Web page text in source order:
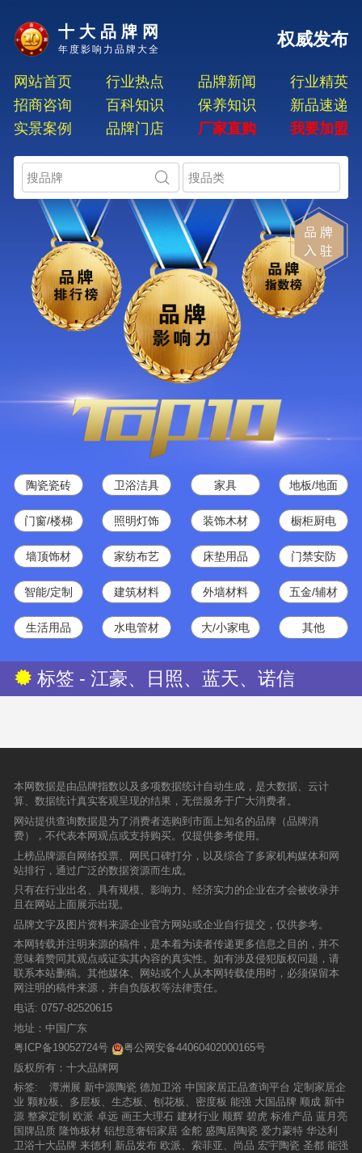
十大品牌网
年度影响力品牌大全
权威发布
网站首页 行业热点 品牌新闻
行业精英
招商咨询
百科知识 保养知识
新品速递
实景案例
品牌门店 厂家直购 我要加盟
陶瓷瓷砖 卫浴洁具 家具 地板/地面
门窗/楼梯 照明灯饰 装饰木材 橱柜厨电
墙顶饰材 家纺布艺 床垫用品 门禁安防
智能/定制 建筑材料 外墙材料 五金/辅材
生活用品 水电管材 大/小家电 其他
标签 - 江豪、日照、蓝天、诺信
本网数据是由品牌指数以及多项数据统计自动生成，是大数据、云计
算、数据统计真实客观呈现的结果，无偿服务于广大消费者。
网站提供查询数据是为了消费者选购到市面上知名的品牌（品牌消
费），不代表本网观点或支持购买。仅提供参考使用。
上榜品牌源自网络投票、网民口碑打分，以及综合了多家机构媒体和网
站排行，通过广泛的数据资源而生成。
只有在行业出名、具有规模、影响力、经济实力的企业在才会被收录并
且在网站上面展示出现。
品牌文字及图片资料来源企业官方网站或企业自行提交，仅供参考。
本网转载并注明来源的稿件，是本着为读者传递更多信息之目的，并不
意味着赞同其观点或证实其内容的真实性。如有涉及侵犯版权问题，请
联系本站删稿。其他媒体、网站或个人从本网转载使用时，必须保留本
网注明的稿件来源，并自负版权等法律责任。
电话: 0757-82520615
地址：中国广东
粤ICP备19052724号
粤公网安备44060402000165号
版权所有：十大品牌网
标签:
潭洲展 新中源陶瓷 德加卫浴 中国家居正品查询平台 定制家居企
业 颗粒板、多层板、生态板、刨花板、密度板 能强 大国品牌 顺成 新中
源 整家定制 欧派 卓远 画王大理石 建材行业 顺辉 碧虎 标准产品 蓝月亮
国牌品质 隆饰板材 铝想意奢铝家居 金舵 盛陶居陶瓷 爱力蒙特 华达利
卫浴十大品牌 来德利 新品发布 欧派、索菲亚、尚品 宏宇陶瓷 圣都 能强